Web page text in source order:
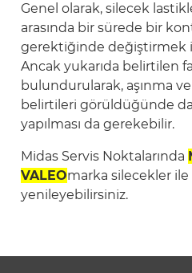
Genel olarak, silecek
arasında bir sürede bir
gerektiğinde değiştirmek
Ancak yukarıda belirtilen
bulundurularak, aşınma
belirtileri görüldüğünde
yapılması da gerekebilir.
Midas Servis Noktalarında
VALEOmarka silecekler
yenileyebilirsiniz.